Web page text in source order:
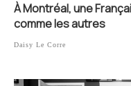
À Montréal, une
comme les autres
Daisy Le Corre